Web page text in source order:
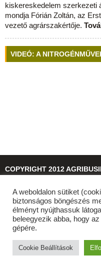
kiskereskedelem szerkezeti
mondja Fórián Zoltán, az
vezető agrárszakértője.
VIDEÓ: A
COPYRIGHT 2012
©
A weboldalon sütiket
biztonságos böngészés
élményt nyújthassuk
beleegyezik abba, hogy
gépére.
Cookie Beállítások